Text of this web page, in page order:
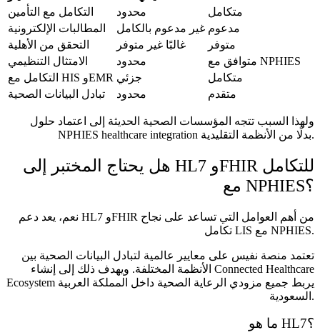
التكامل مع التأمين
محدود
متكامل
المطالبات الإلكترونية
غير مدعوم بالكامل مدعوم
التحقق من الأهلية
غالبًا غير متوفر
متوفر
الامتثال التنظيمي
محدود
متوافق مع NPHIES
التكامل مع HIS وEMR جزئي
متكامل
تبادل البيانات الصحية
محدود متقدم
ولهذا السبب تتجه المؤسسات الصحية الحديثة إلى اعتماد حلول
NPHIES healthcare integration بدلًا من الأنظمة التقليدية.
هل يحتاج المختبر إلى HL7 وFHIR للتكامل
مع NPHIES؟
نعم، يعد دعم HL7 وFHIR من أهم العوامل التي تساعد على نجاح
تكامل LIS مع NPHIES.
تعتمد منصة نفيس على معايير عالمية لتبادل البيانات الصحية بين
الأنظمة المختلفة. ويهدف ذلك إلى إنشاء Connected Healthcare
Ecosystem يربط جميع مزودي الرعاية الصحية داخل المملكة العربية
السعودية.
ما هو HL7؟